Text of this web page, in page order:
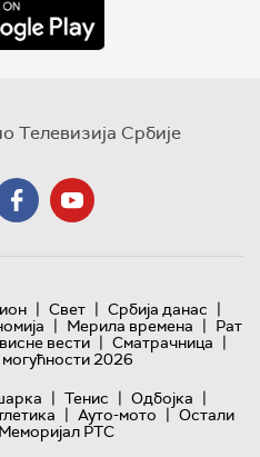
Телевизија Србије
| Свет | Србија данас |
| Мерила времена | Рат
вести | Сматрачница |
2026
| Тенис | Одбојка |
| Ауто-мото | Остали
Меморијал РТС